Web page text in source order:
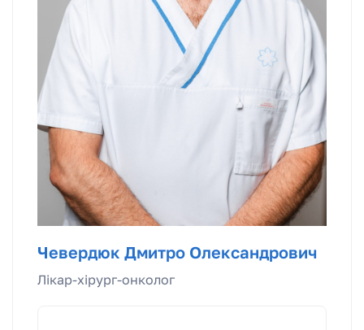
Чевердюк Дмитро Олександрович
Лікар-хірург-онколог